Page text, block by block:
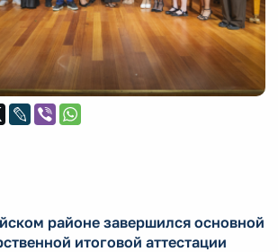
районе завершился основной
итоговой аттестации